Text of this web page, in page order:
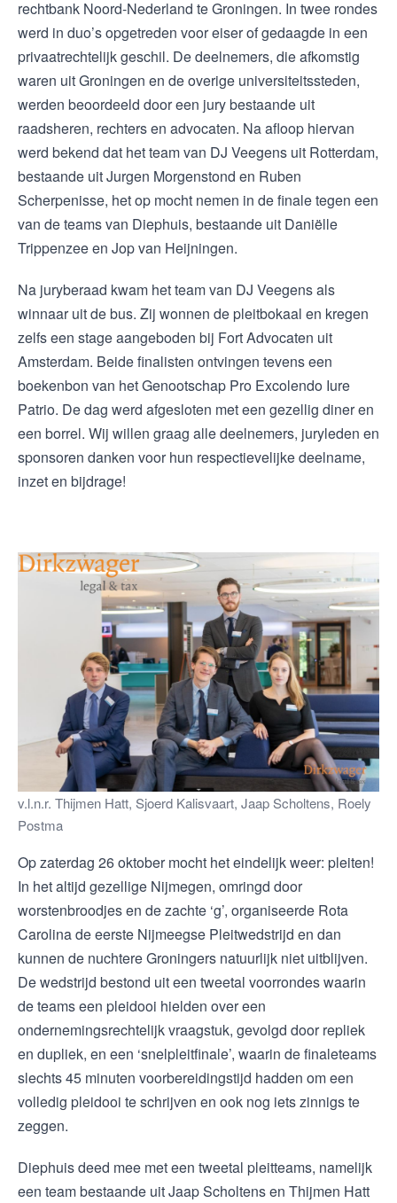
rechtbank Noord-Nederland te Groningen. In twee rondes
werd in duo’s opgetreden voor eiser of gedaagde in een
privaatrechtelijk geschil. De deelnemers, die afkomstig
waren uit Groningen en de overige universiteitssteden,
werden beoordeeld door een jury bestaande uit
raadsheren, rechters en advocaten. Na afloop hiervan
werd bekend dat het team van DJ Veegens uit Rotterdam,
bestaande uit Jurgen Morgenstond en Ruben
Scherpenisse, het op mocht nemen in de finale tegen een
van de teams van Diephuis, bestaande uit Daniëlle
Trippenzee en Jop van Heijningen.
Na juryberaad kwam het team van DJ Veegens als
winnaar uit de bus. Zij wonnen de pleitbokaal en kregen
zelfs een stage aangeboden bij Fort Advocaten uit
Amsterdam. Beide finalisten ontvingen tevens een
boekenbon van het Genootschap Pro Excolendo Iure
Patrio. De dag werd afgesloten met een gezellig diner en
een borrel. Wij willen graag alle deelnemers, juryleden en
sponsoren danken voor hun respectievelijke deelname,
inzet en bijdrage!
v.l.n.r. Thijmen Hatt, Sjoerd Kalisvaart, Jaap Scholtens, Roely
Postma
Op zaterdag 26 oktober mocht het eindelijk weer: pleiten!
In het altijd gezellige Nijmegen, omringd door
worstenbroodjes en de zachte ‘g’, organiseerde Rota
Carolina de eerste Nijmeegse Pleitwedstrijd en dan
kunnen de nuchtere Groningers natuurlijk niet uitblijven.
De wedstrijd bestond uit een tweetal voorrondes waarin
de teams een pleidooi hielden over een
ondernemingsrechtelijk vraagstuk, gevolgd door repliek
en dupliek, en een ‘snelpleitfinale’, waarin de finaleteams
slechts 45 minuten voorbereidingstijd hadden om een
volledig pleidooi te schrijven en ook nog iets zinnigs te
zeggen.
Diephuis deed mee met een tweetal pleitteams, namelijk
een team bestaande uit Jaap Scholtens en Thijmen Hatt